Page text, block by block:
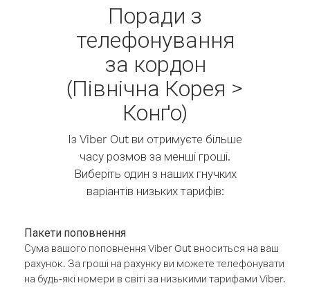
Поради з
телефонування
за кордон
(Північна Корея >
Конґо)
Із Viber Out ви отримуєте більше
часу розмов за менші гроші.
Виберіть один з наших гнучких
варіантів низьких тарифів:
Пакети поповнення
Сума вашого поповнення Viber Out вноситься на ваш
рахунок. За гроші на рахунку ви можете телефонувати
на будь-які номери в світі за низькими тарифами Viber.